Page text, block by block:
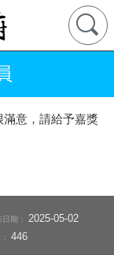
意，請給予嘉獎
日期： 2025-05-02
：446